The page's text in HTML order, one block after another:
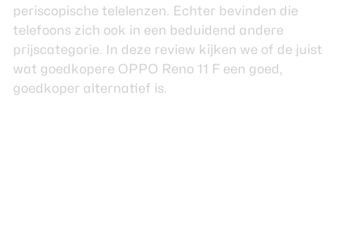
periscopische telelenzen. Echter bevinden die
telefoons zich ook in een beduidend andere
prijscategorie. In deze review kijken we of de juist
wat goedkopere OPPO Reno 11 F een goed,
goedkoper alternatief is.